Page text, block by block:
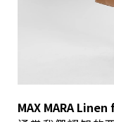
MAX MARA